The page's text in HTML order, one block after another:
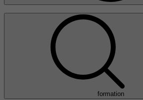
formation